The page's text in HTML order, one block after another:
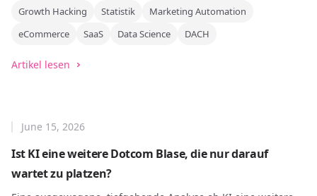
Growth Hacking Statistik
Marketing Automation
eCommerce
SaaS Data Science DACH
Artikel lesen
Ist KI eine weitere Dotcom Blase, die nur darauf
wartet zu platzen?
June 15, 2026